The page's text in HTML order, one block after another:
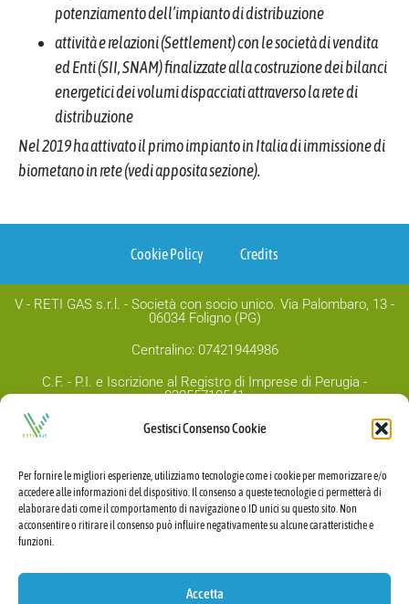
Gestisci Consenso Cookie
Per fornire le migliori esperienze, utilizziamo tecnologie come i cookie per memorizzare e/o
accedere alle informazioni del dispositivo. Il consenso a queste tecnologie ci permetterà di
elaborare dati come il comportamento di navigazione o ID unici su questo sito. Non
acconsentire o ritirare il consenso può influire negativamente su alcune caratteristiche e
funzioni.
Accetta
potenziamento dell’impianto di distribuzione
attività e relazioni (Settlement) con le società di vendita
ed Enti (SII, SNAM) finalizzate alla costruzione dei bilanci
energetici dei volumi dispacciati attraverso la rete di
distribuzione
Nel 2019 ha attivato il primo impianto in Italia di immissione di
biometano in rete (vedi apposita sezione).
Cookie Policy Credits
V - RETI GAS s.r.l. - Società con socio unico. Via Palombaro, 13 -
06034 Foligno (PG)
Centralino: 07421944986
C.F. - P.I. e Iscrizione al Registro di Imprese di Perugia -
03855710541
PEC:v-retigas@legalmail.it